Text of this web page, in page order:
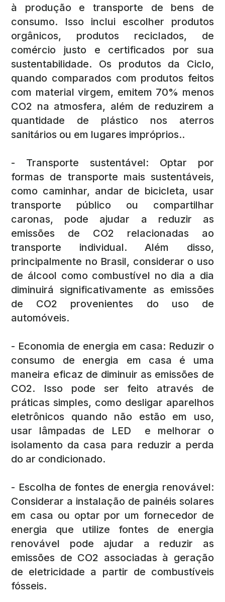
à produção e transporte de bens de
consumo. Isso inclui escolher produtos
orgânicos, produtos reciclados, de
comércio justo e certificados por sua
sustentabilidade. Os produtos da Ciclo,
quando comparados com produtos feitos
com material virgem, emitem 70% menos
CO2 na atmosfera, além de reduzirem a
quantidade de plástico nos aterros
sanitários ou em lugares impróprios..
- Transporte sustentável: Optar por
formas de transporte mais sustentáveis,
como caminhar, andar de bicicleta, usar
transporte público ou compartilhar
caronas, pode ajudar a reduzir as
emissões de CO2 relacionadas ao
transporte individual. Além disso,
principalmente no Brasil, considerar o uso
de álcool como combustível no dia a dia
diminuirá significativamente as emissões
de CO2 provenientes do uso de
automóveis.
- Economia de energia em casa: Reduzir o
consumo de energia em casa é uma
maneira eficaz de diminuir as emissões de
CO2. Isso pode ser feito através de
práticas simples, como desligar aparelhos
eletrônicos quando não estão em uso,
usar lâmpadas de LED e melhorar o
isolamento da casa para reduzir a perda
do ar condicionado.
- Escolha de fontes de energia renovável:
Considerar a instalação de painéis solares
em casa ou optar por um fornecedor de
energia que utilize fontes de energia
renovável pode ajudar a reduzir as
emissões de CO2 associadas à geração
de eletricidade a partir de combustíveis
fósseis.